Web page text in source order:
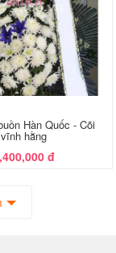
Hàn Quốc - Cõi
vĩnh hằng
đ